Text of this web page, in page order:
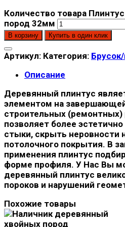
Количество товара
пород 32мм
В корзину Купить в один клик
Артикул: Категория:
Описание
Деревянный плинтус
элементом на
строительных (ремонтных)
позволяет более
стыки, скрыть неровности
потолочного покрытия. В
применения плинтус
форме профиля. У Нас Вы
деревянный плинтус
пороков и нарушений
Похожие товары